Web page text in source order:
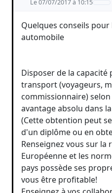
Le 07/07/2017 à 10:15
Quelques conseils
automobile
Disposer de la
transport (voyageurs,
commissionnaire)
avantage absolu dans
(Cette obtention peut
d'un diplôme ou en
Renseignez vous sur
Européenne et les
pays possède ses
vous être profitable!